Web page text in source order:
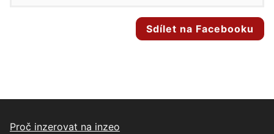
Sdílet na Facebooku
Proč inzerovat na inzeo